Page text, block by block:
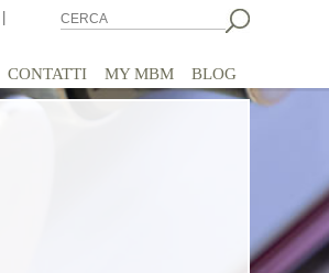
|
CONTATTI MY MBM BLOG